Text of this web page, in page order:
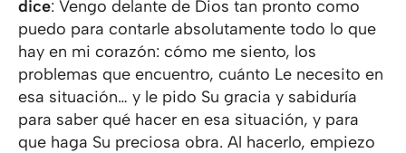
dice: Vengo delante de Dios tan pronto como
puedo para contarle absolutamente todo lo que
hay en mi corazón: cómo me siento, los
problemas que encuentro, cuánto Le necesito en
esa situación… y le pido Su gracia y sabiduría
para saber qué hacer en esa situación, y para
que haga Su preciosa obra. Al hacerlo, empiezo